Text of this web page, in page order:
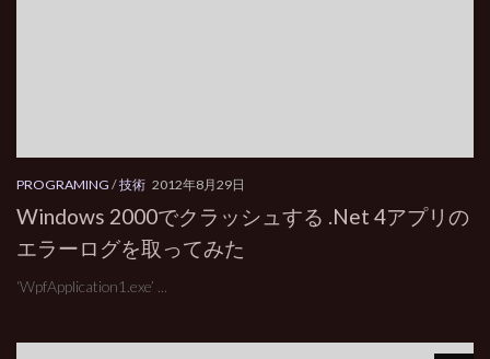
PROGRAMING /技術 2012年8月29日
Windows 2000でクラッシュする .Net 4アプリの
エラーログを取ってみた
‘WpfApplication1.exe’ ...